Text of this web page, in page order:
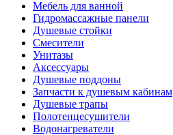
Мебель для ванной
Гидромассажные панели
Душевые стойки
Смесители
Унитазы
Аксессуары
Душевые поддоны
Запчасти к душевым кабинам
Душевые трапы
Полотенцесушители
Водонагреватели